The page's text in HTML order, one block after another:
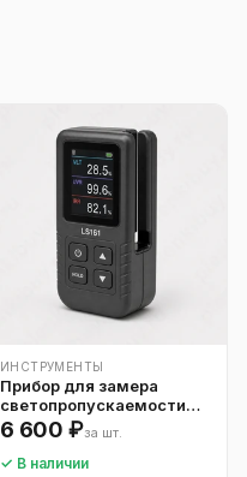
ИНСТРУМЕНТЫ
Прибор для замера
светопропускаемости
тонировки
6 600 ₽за шт.
✓ В наличии